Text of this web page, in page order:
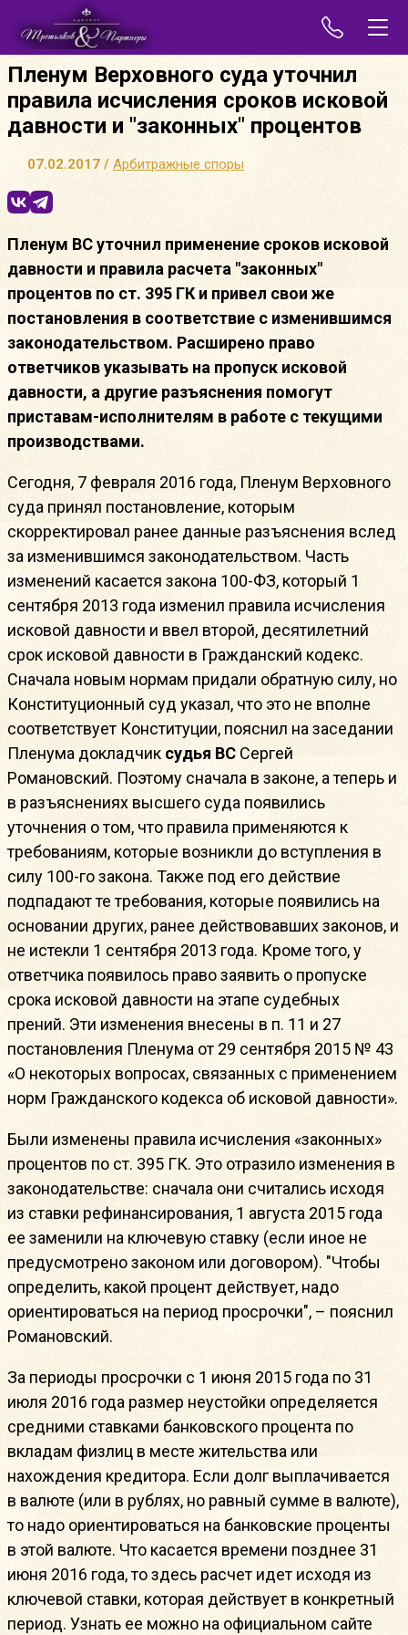
Пленум Верховного суда уточнил
правила исчисления сроков исковой
давности и "законных" процентов
07.02.2017 / Арбитражные споры
Пленум ВС уточнил применение сроков исковой
давности и правила расчета "законных"
процентов по ст. 395 ГК и привел свои же
постановления в соответствие с изменившимся
законодательством. Расширено право
ответчиков указывать на пропуск исковой
давности, а другие разъяснения помогут
приставам-исполнителям в работе с текущими
производствами.
Сегодня, 7 февраля 2016 года, Пленум Верховного
суда принял постановление, которым
скорректировал ранее данные разъяснения вслед
за изменившимся законодательством. Часть
изменений касается закона 100-ФЗ, который 1
сентября 2013 года изменил правила исчисления
исковой давности и ввел второй, десятилетний
срок исковой давности в Гражданский кодекс.
Сначала новым нормам придали обратную силу, но
Конституционный суд указал, что это не вполне
соответствует Конституции, пояснил на заседании
Пленума докладчик судья ВС Сергей
Романовский. Поэтому сначала в законе, а теперь и
в разъяснениях высшего суда появились
уточнения о том, что правила применяются к
требованиям, которые возникли до вступления в
силу 100-го закона. Также под его действие
подпадают те требования, которые появились на
основании других, ранее действовавших законов, и
не истекли 1 сентября 2013 года. Кроме того, у
ответчика появилось право заявить о пропуске
срока исковой давности на этапе судебных
прений. Эти изменения внесены в п. 11 и 27
постановления Пленума от 29 сентября 2015 № 43
«О некоторых вопросах, связанных с применением
норм Гражданского кодекса об исковой давности».
Были изменены правила исчисления «законных»
процентов по ст. 395 ГК. Это отразило изменения в
законодательстве: сначала они считались исходя
из ставки рефинансирования, 1 августа 2015 года
ее заменили на ключевую ставку (если иное не
предусмотрено законом или договором). "Чтобы
определить, какой процент действует, надо
ориентироваться на период просрочки", – пояснил
Романовский.
За периоды просрочки с 1 июня 2015 года по 31
июля 2016 года размер неустойки определяется
средними ставками банковского процента по
вкладам физлиц в месте жительства или
нахождения кредитора. Если долг выплачивается
в валюте (или в рублях, но равный сумме в валюте),
то надо ориентироваться на банковские проценты
в этой валюте. Что касается времени позднее 31
июня 2016 года, то здесь расчет идет исходя из
ключевой ставки, которая действует в конкретный
период. Узнать ее можно на официальном сайте